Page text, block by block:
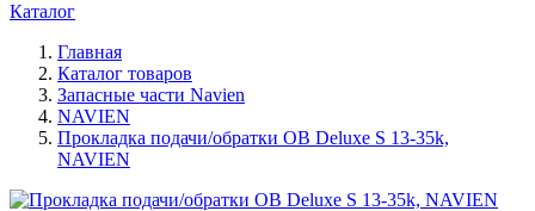
Каталог
Главная
Каталог товаров
Запасные части Navien
NAVIEN
Прокладка подачи/обратки ОВ Deluxe S 13-35k,
NAVIEN